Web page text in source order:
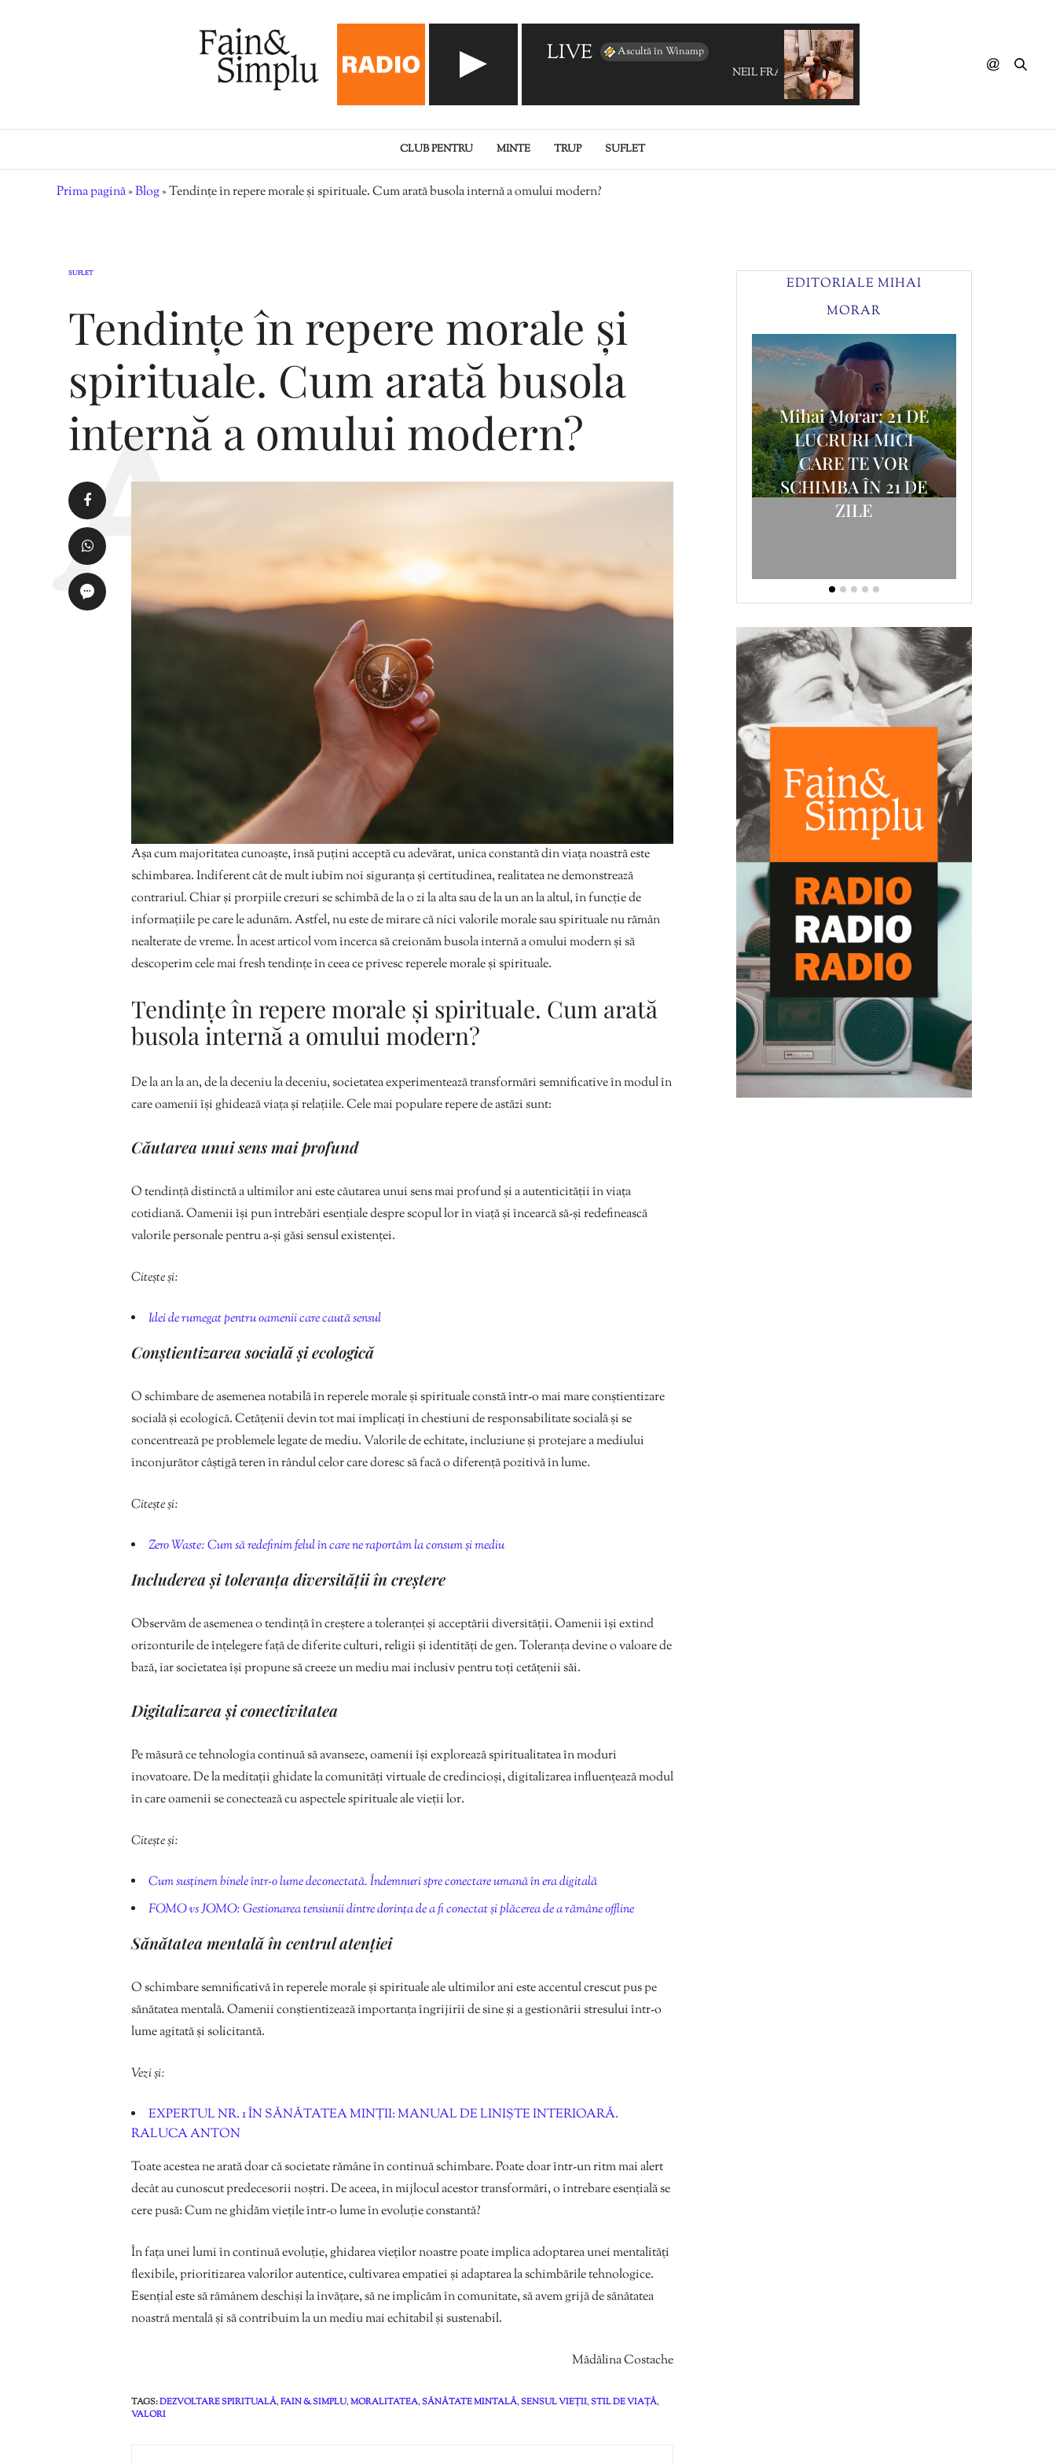
LIVE Ascultă în Winamp
NEIL FRANCES - Music Sounds Better With You
CLUB PENTRU MINTE TRUP SUFLET
Prima pagină»Blog»Tendințe în repere morale și spirituale. Cum arată busola internă a omului modern?
SUFLET
Tendințe în repere morale și
spirituale. Cum arată busola
internă a omului modern?
Așa cum majoritatea cunoaște, însă puțini acceptă cu adevărat, unica constantă din viața noastră este
schimbarea. Indiferent cât de mult iubim noi siguranța și certitudinea, realitatea ne demonstrează
contrariul. Chiar și prorpiile crezuri se schimbă de la o zi la alta sau de la un an la altul, în funcție de
informațiile pe care le adunăm. Astfel, nu este de mirare că nici valorile morale sau spirituale nu rămân
nealterate de vreme. În acest articol vom încerca să creionăm busola internă a omului modern și să
descoperim cele mai fresh tendințe în ceea ce privesc reperele morale și spirituale.
Tendințe în repere morale și spirituale. Cum arată
busola internă a omului modern?
De la an la an, de la deceniu la deceniu, societatea experimentează transformări semnificative în modul în
care oamenii își ghidează viața și relațiile. Cele mai populare repere de astăzi sunt:
Căutarea unui sens mai profund
O tendință distinctă a ultimilor ani este căutarea unui sens mai profund și a autenticității în viața
cotidiană. Oamenii își pun întrebări esențiale despre scopul lor în viață și încearcă să-și redefinească
valorile personale pentru a-și găsi sensul existenței.
Citește și:
Idei de rumegat pentru oamenii care caută sensul
Conștientizarea socială și ecologică
O schimbare de asemenea notabilă în reperele morale și spirituale constă într-o mai mare conștientizare
socială și ecologică. Cetățenii devin tot mai implicați în chestiuni de responsabilitate socială și se
concentrează pe problemele legate de mediu. Valorile de echitate, incluziune și protejare a mediului
înconjurător câștigă teren în rândul celor care doresc să facă o diferență pozitivă în lume.
Citește și:
Zero Waste: Cum să redefinim felul în care ne raportăm la consum și mediu
Includerea și toleranța diversității în creștere
Observăm de asemenea o tendință în creștere a toleranței și acceptării diversității. Oamenii își extind
orizonturile de înțelegere față de diferite culturi, religii și identități de gen. Toleranța devine o valoare de
bază, iar societatea își propune să creeze un mediu mai inclusiv pentru toți cetățenii săi.
Digitalizarea și conectivitatea
Pe măsură ce tehnologia continuă să avanseze, oamenii își explorează spiritualitatea în moduri
inovatoare. De la meditații ghidate la comunități virtuale de credincioși, digitalizarea influențează modul
în care oamenii se conectează cu aspectele spirituale ale vieții lor.
Citește și:
Cum susținem binele într-o lume deconectată. Îndemnuri spre conectare umană în era digitală
FOMO vs JOMO: Gestionarea tensiunii dintre dorința de a fi conectat și plăcerea de a rămâne offline
Sănătatea mentală în centrul atenției
O schimbare semnificativă în reperele morale și spirituale ale ultimilor ani este accentul crescut pus pe
sănătatea mentală. Oamenii conștientizează importanța îngrijirii de sine și a gestionării stresului într-o
lume agitată și solicitantă.
Vezi și:
EXPERTUL NR. 1 ÎN SĂNĂTATEA MINȚII: MANUAL DE LINIȘTE INTERIOARĂ.
RALUCA ANTON
Toate acestea ne arată doar că societate rămâne în continuă schimbare. Poate doar într-un ritm mai alert
decât au cunoscut predecesorii noștri. De aceea, în mijlocul acestor transformări, o întrebare esențială se
cere pusă: Cum ne ghidăm viețile într-o lume în evoluție constantă?
În fața unei lumi în continuă evoluție, ghidarea vieților noastre poate implica adoptarea unei mentalități
flexibile, prioritizarea valorilor autentice, cultivarea empatiei și adaptarea la schimbările tehnologice.
Esențial este să rămânem deschiși la învățare, să ne implicăm în comunitate, să avem grijă de sănătatea
noastră mentală și să contribuim la un mediu mai echitabil și sustenabil.
Mădălina Costache
TAGS:DEZVOLTARE SPIRITUALĂ,FAIN & SIMPLU,MORALITATEA,SĂNĂTATE MINTALĂ,SENSUL VIEȚII,STIL DE VIAȚĂ,
VALORI
EDITORIALE MIHAI
MORAR
Mihai Morar: 21 DE
LUCRURI MICI
CARE TE VOR
SCHIMBA ÎN 21 DE
ZILE